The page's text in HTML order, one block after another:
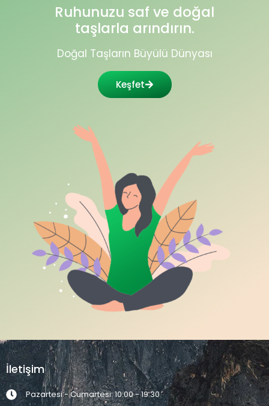
Ruhunuzu saf ve doğal
taşlarla arındırın.
Doğal Taşların Büyülü Dünyası
Keşfet
İletişim
Pazartesi - Cumartesi: 10:00 - 19:30